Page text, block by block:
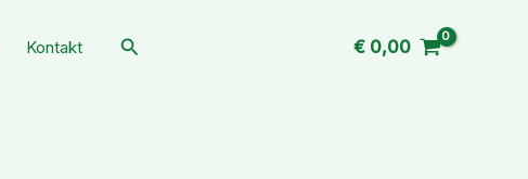
Kontakt Suchen €0,00